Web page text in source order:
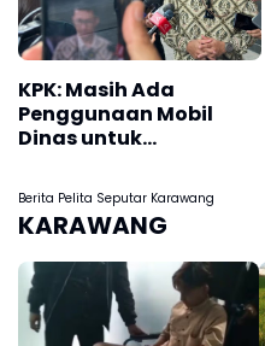
KPK: Masih Ada
Penggunaan Mobil
Dinas untuk
Saat Mudik 2026
Berita Pelita Seputar Karawang
KARAWANG